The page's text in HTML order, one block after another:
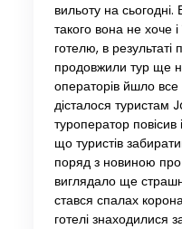
вильоту на
такого вона не хоче
готелю, в результаті
продовжили тур ще
операторів йшло
дісталося туристам
туроператор
що туристів
поряд з новиною
виглядало ще
стався спалах
готелі знаходилися